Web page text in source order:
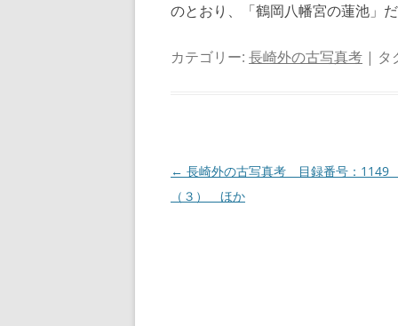
のとおり、「鶴岡八幡宮の蓮池」
カテゴリー: 長崎外の古写真考 | タ
投
稿
← 長崎外の古写真考 目録番号：
（３） ほか